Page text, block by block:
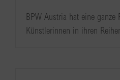
BPW Austria hat eine ganze
Künstlerinnen in ihren